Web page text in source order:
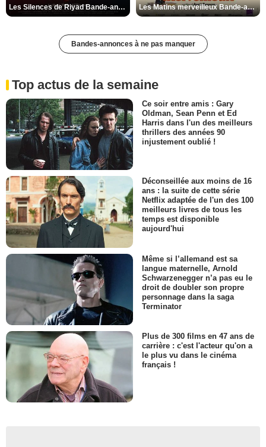
Les Silences de Riyad Bande-annonce VO STFR Les Matins merveilleux Bande-annonce VF
Bandes-annonces à ne pas manquer
Top actus de la semaine
Ce soir entre amis : Gary
Oldman, Sean Penn et Ed
Harris dans l'un des meilleurs
thrillers des années 90
injustement oublié !
Déconseillée aux moins de 16
ans : la suite de cette série
Netflix adaptée de l'un des 100
meilleurs livres de tous les
temps est disponible
aujourd'hui
Même si l’allemand est sa
langue maternelle, Arnold
Schwarzenegger n’a pas eu le
droit de doubler son propre
personnage dans la saga
Terminator
Plus de 300 films en 47 ans de
carrière : c'est l'acteur qu'on a
le plus vu dans le cinéma
français !